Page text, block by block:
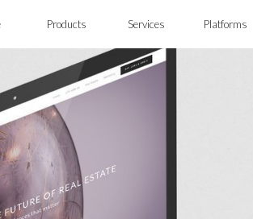
Products Services Platforms